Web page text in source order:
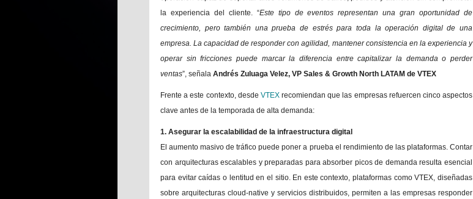
la experiencia del cliente. “Este tipo de eventos representan una gran oportunidad de
crecimiento, pero también una prueba de estrés para toda la operación digital de una
empresa. La capacidad de responder con agilidad, mantener consistencia en la experiencia y
operar sin fricciones puede marcar la diferencia entre capitalizar la demanda o perder
ventas”, señala Andrés Zuluaga Velez, VP Sales & Growth North LATAM de VTEX
Frente a este contexto, desde VTEXrecomiendan que las empresas refuercen cinco aspectos
clave antes de la temporada de alta demanda:
1. Asegurar la escalabilidad de la infraestructura digital
El aumento masivo de tráfico puede poner a prueba el rendimiento de las plataformas. Contar
con arquitecturas escalables y preparadas para absorber picos de demanda resulta esencial
para evitar caídas o lentitud en el sitio. En este contexto, plataformas como VTEX, diseñadas
sobre arquitecturas cloud-native y servicios distribuidos, permiten a las empresas responder